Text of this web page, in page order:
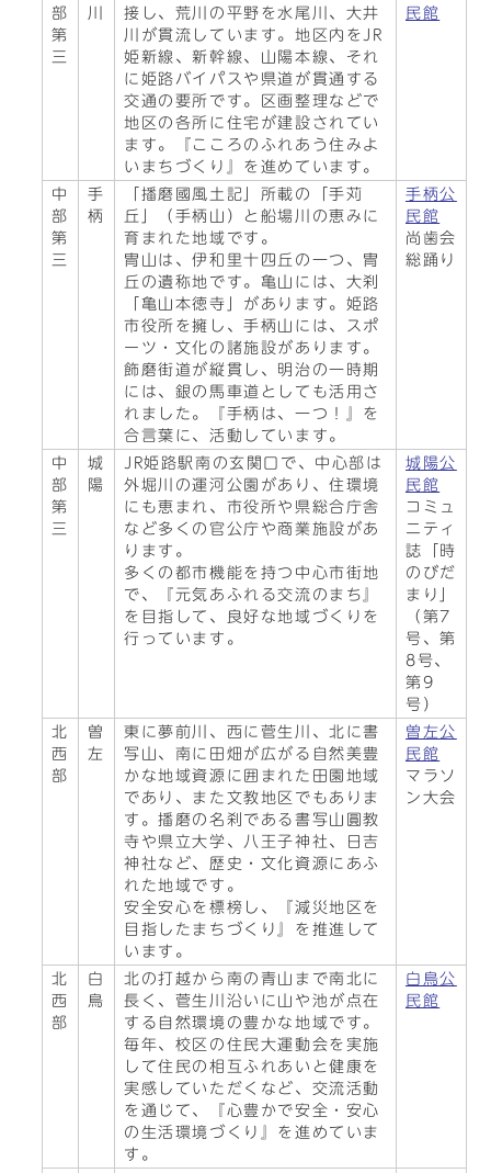
部
第
三
川
接し、荒川の平野を水尾川、大井
川が貫流しています。地区内をJR
姫新線、新幹線、山陽本線、それ
に姫路バイパスや県道が貫通する
交通の要所です。区画整理などで
地区の各所に住宅が建設されてい
ます。『こころのふれあう住みよ
いまちづくり』を進めています。
民館
中
部
第
三
手
柄
「播磨國風土記」所載の「手苅
丘」（手柄山）と船場川の恵みに
育まれた地域です。
冑山は、伊和里十四丘の一つ、冑
丘の遺称地です。亀山には、大刹
「亀山本徳寺」があります。姫路
市役所を擁し、手柄山には、スポ
ーツ・文化の諸施設があります。
飾磨街道が縦貫し、明治の一時期
には、銀の馬車道としても活用さ
れました。『手柄は、一つ！』を
合言葉に、活動しています。
手柄公
民館
尚歯会
総踊り
中
部
第
三
城
陽
JR姫路駅南の玄関口で、中心部は
外堀川の運河公園があり、住環境
にも恵まれ、市役所や県総合庁舎
など多くの官公庁や商業施設があ
ります。
多くの都市機能を持つ中心市街地
で、『元気あふれる交流のまち』
を目指して、良好な地域づくりを
行っています。
城陽公
民館
コミュ
ニティ
誌「時
のびだ
まり」
（第7
号、第
8号、
第9
号）
北
西
部
曽
左
東に夢前川、西に菅生川、北に書
写山、南に田畑が広がる自然美豊
かな地域資源に囲まれた田園地域
であり、また文教地区でもありま
す。播磨の名刹である書写山圓教
寺や県立大学、八王子神社、日吉
神社など、歴史・文化資源にあふ
れた地域です。
安全安心を標榜し、『減災地区を
目指したまちづくり』を推進して
います。
曽左公
民館
マラソ
ン大会
北
西
部
白
鳥
北の打越から南の青山まで南北に
長く、菅生川沿いに山や池が点在
する自然環境の豊かな地域です。
毎年、校区の住民大運動会を実施
して住民の相互ふれあいと健康を
実感していただくなど、交流活動
を通じて、『心豊かで安全・安心
の生活環境づくり』を進めていま
す。
白鳥公
民館